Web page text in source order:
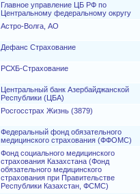
Главное управление ЦБ РФ по
Центральному федеральному округу
Астро-Волга, АО
Дефанс Страхование
РСХБ-Страхование
Центральный банк Азербайджанской
Республики (ЦБА)
Росгосстрах Жизнь (3879)
Федеральный фонд обязательного
медицинского страхования (ФФОМС)
Фонд социального медицинского
страхования Казахстана (Фонд
обязательного медицинского
страхования при Правительстве
Республики Казахстан, ФСМС)